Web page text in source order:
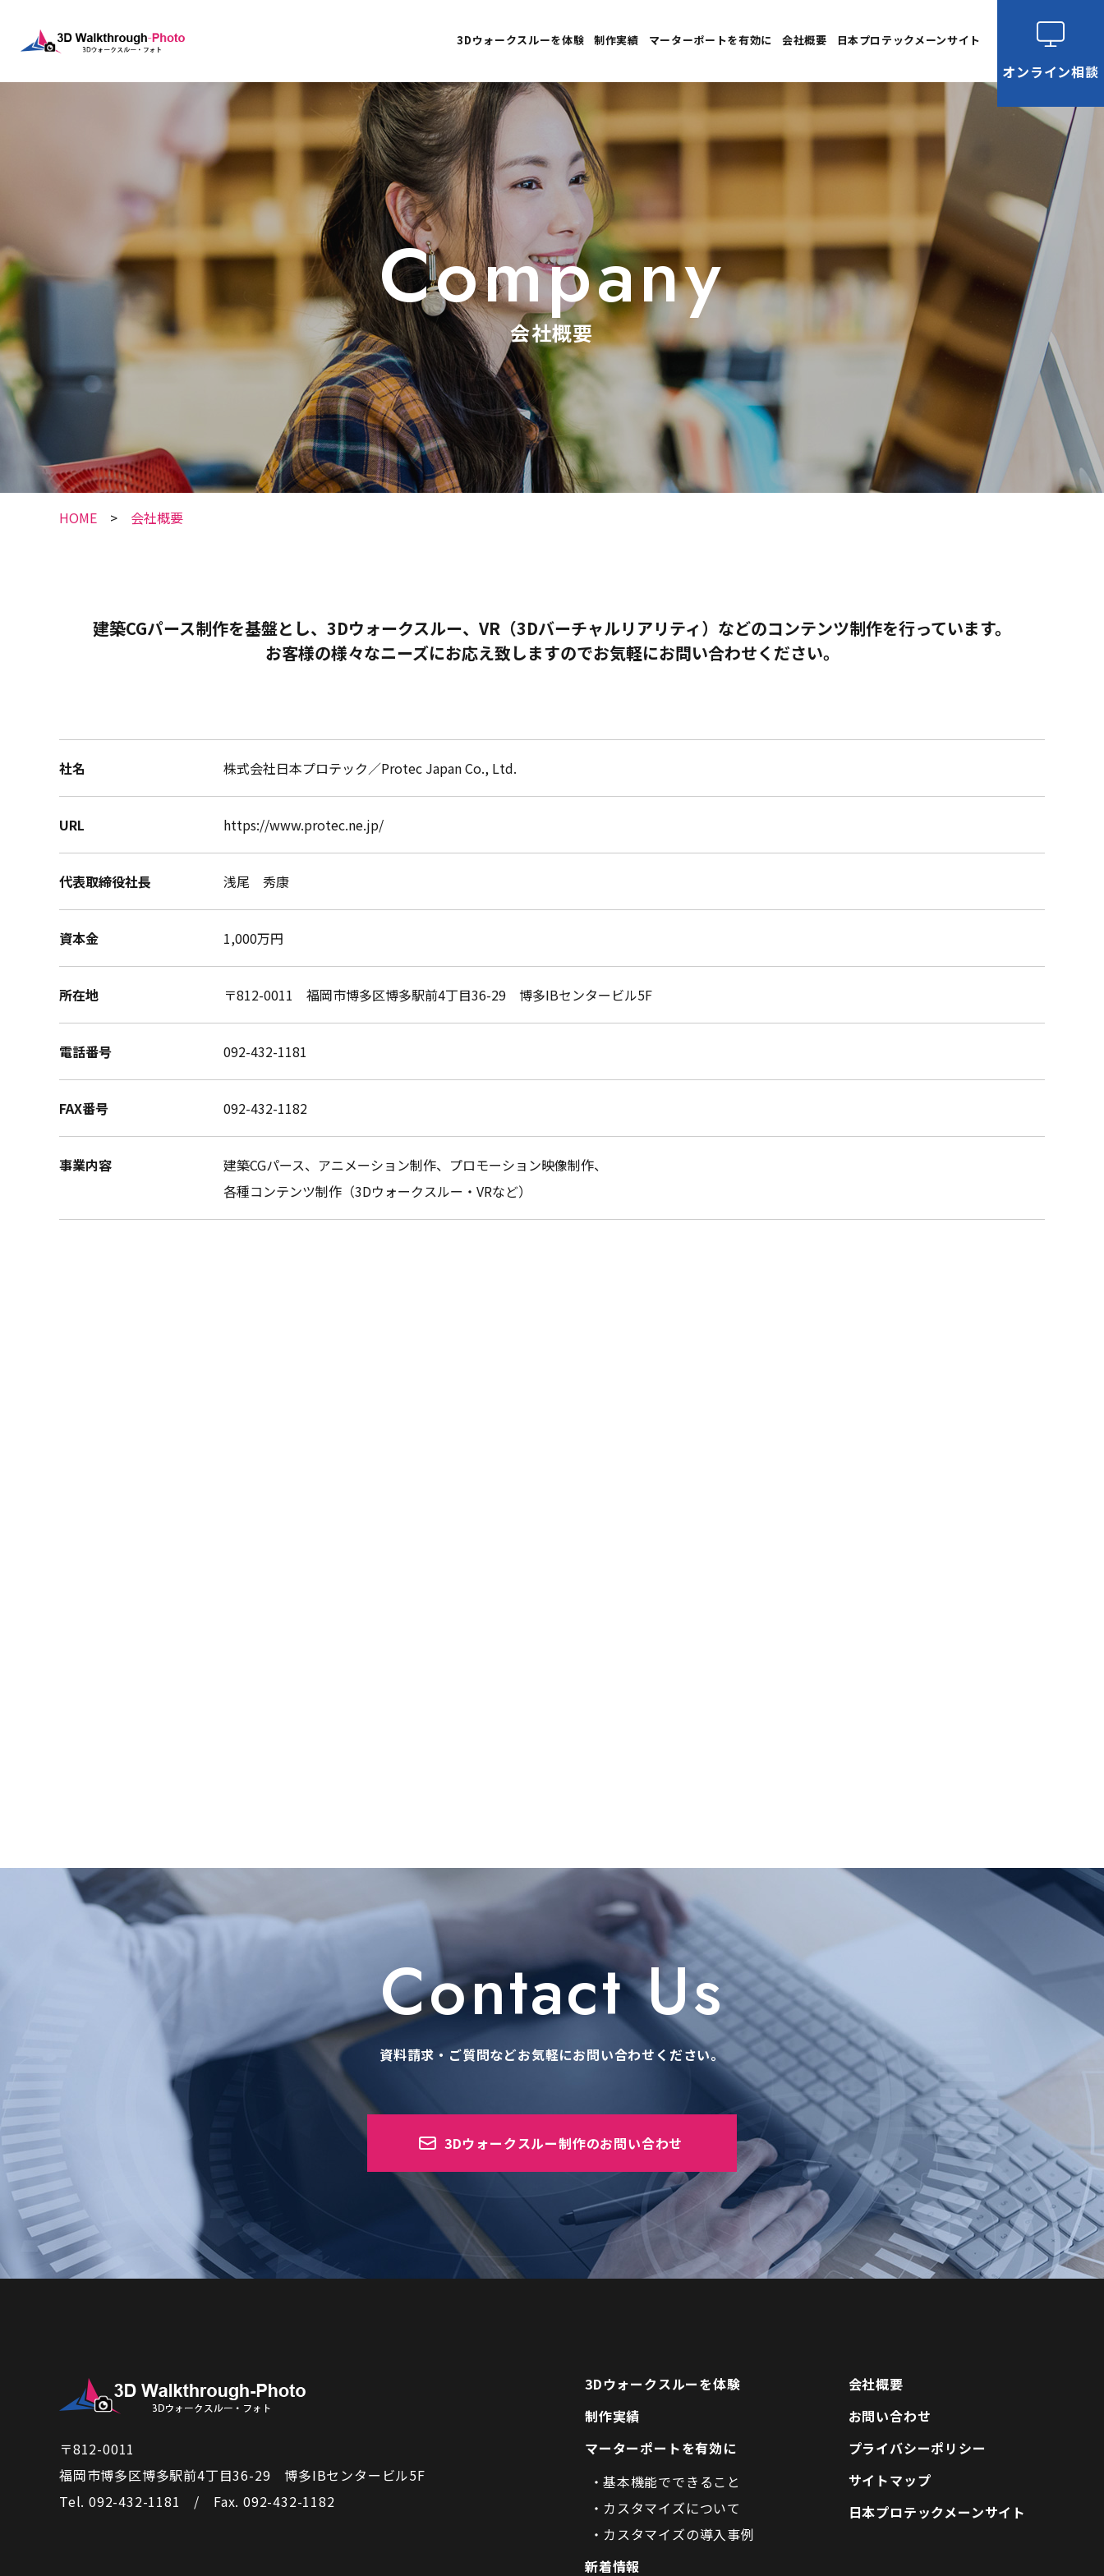
3Dウォークスルーを体験 制作実績 マーターポートを有効に 会社概要 日本プロテックメーンサイト
オンライン相談
Company
会社概要
HOME 会社概要
建築CGパース制作を基盤とし、3Dウォークスルー、VR（3Dバーチャルリアリティ）などのコンテンツ制作を行っています。
お客様の様々なニーズにお応え致しますのでお気軽にお問い合わせください。
社名 株式会社日本プロテック／Protec Japan Co., Ltd.
URL https://www.protec.ne.jp/
代表取締役社長 浅尾 秀康
資本金 1,000万円
所在地 〒812-0011 福岡市博多区博多駅前4丁目36-29 博多IBセンタービル5F
電話番号 092-432-1181
FAX番号 092-432-1182
事業内容 建築CGパース、 アニメーション制作、 プロモーション映像制作、
各種コンテンツ制作 （3Dウォークスルー・VRなど）
Contact Us
資料請求・ご質問などお気軽にお問い合わせください。
3Dウォークスルー制作のお問い合わせ
〒812-0011
福岡市博多区博多駅前4丁目36-29 博多IBセンタービル5F
Tel. 092-432-1181 / Fax. 092-432-1182
3Dウォークスルーを体験
制作実績
マーターポートを有効に
基本機能でできること
カスタマイズについて
カスタマイズの導入事例
新着情報
会社概要
お問い合わせ
プライバシーポリシー
サイトマップ
日本プロテックメーンサイト